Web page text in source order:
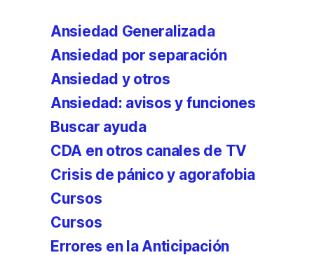
Ansiedad Generalizada
Ansiedad por separación
Ansiedad y otros
Ansiedad: avisos y funciones
Buscar ayuda
CDA en otros canales de TV
Crisis de pánico y agorafobia
Cursos
Cursos
Errores en la Anticipación